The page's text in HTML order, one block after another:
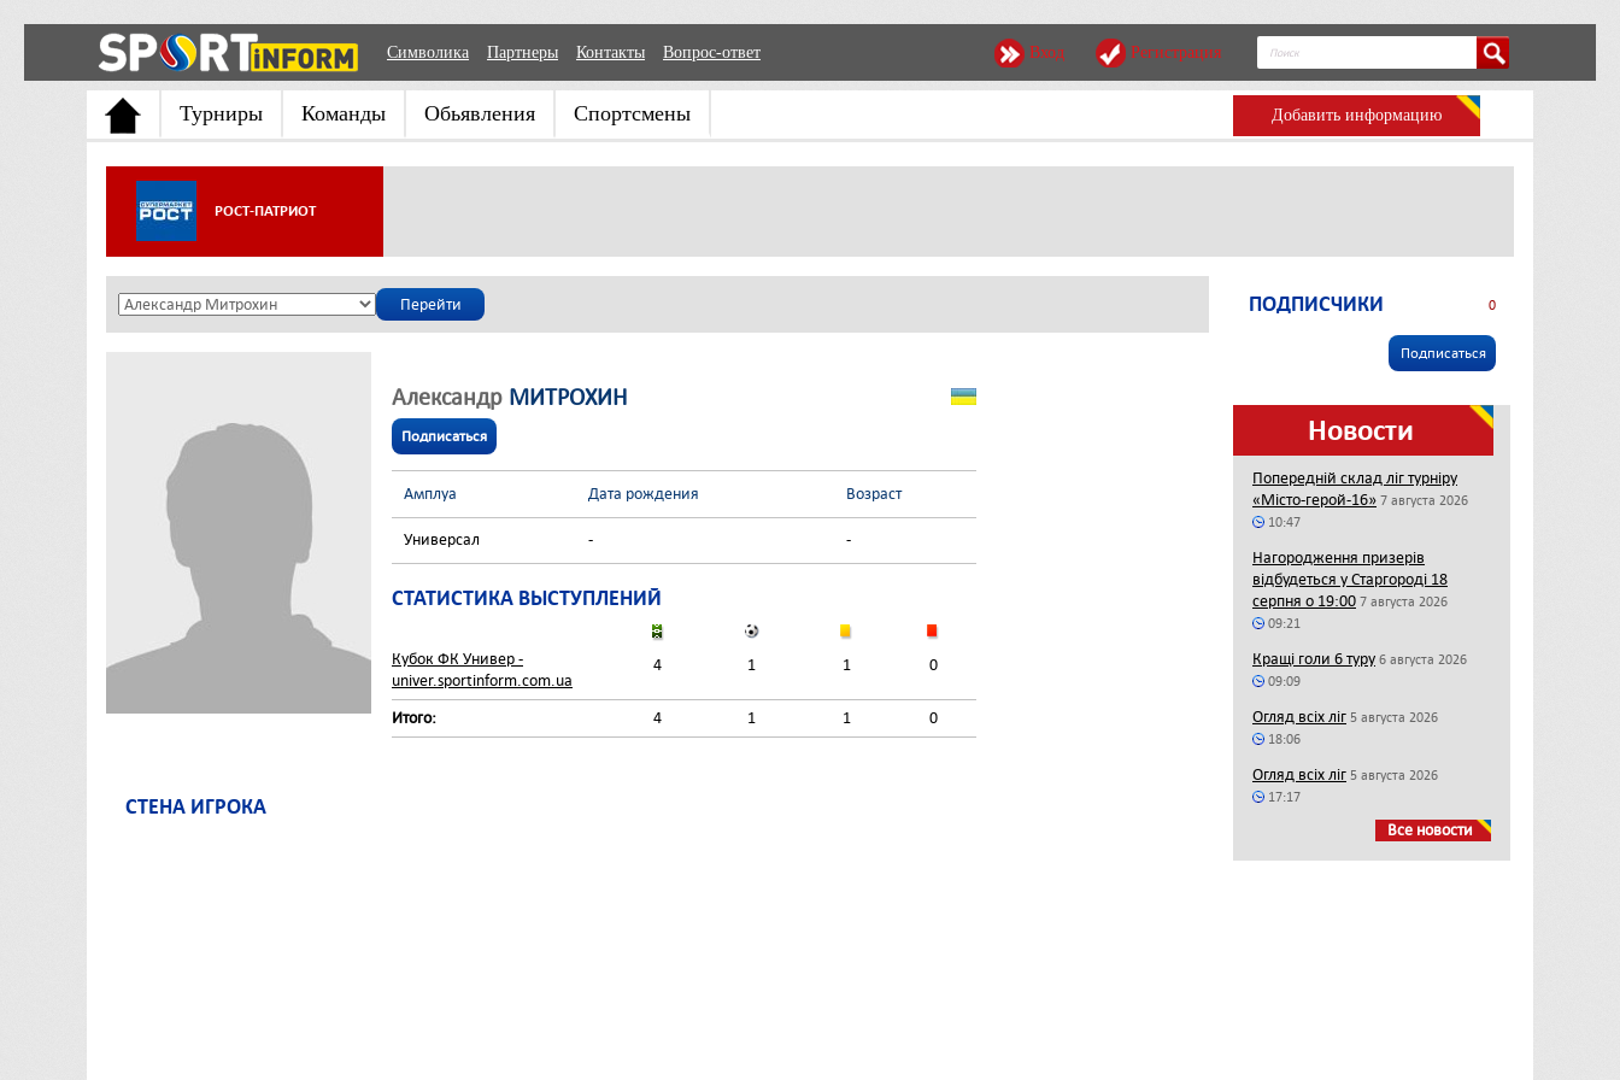
Символика Партнеры Контакты Вопрос-ответ Вход Регистрация
Турниры Команды Обьявления Спортсмены Добавить информацию
РОСТ-ПАТРИОТ
Александр МИТРОХИН
Подписаться
Амплуа Дата рождения Возраст
Универсал - -
СТАТИСТИКА ВЫСТУПЛЕНИЙ
Кубок ФК Универ -
univer.sportinform.com.ua
4 1 1 0
Итого: 4 1 1 0
СТЕНА ИГРОКА
ПОДПИСЧИКИ 0
Подписаться
Новости
Попередній склад ліг турніру
«Місто-герой-16» 7 августа 2026
10:47
Нагородження призерів
відбудеться у Старгороді 18
серпня о 19:00 7 августа 2026
09:21
Кращі голи 6 туру 6 августа 2026
09:09
Огляд всіх ліг 5 августа 2026
18:06
Огляд всіх ліг 5 августа 2026
17:17
Все новости